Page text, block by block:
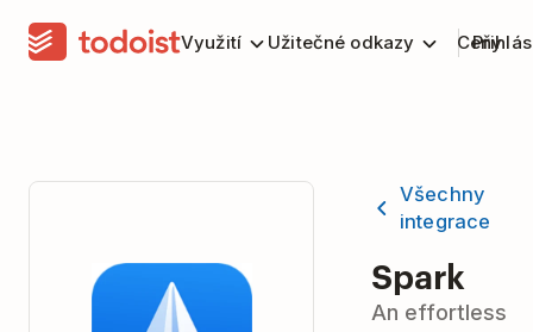
Využití Užitečné odkazy Ceny
Všechny
integrace
Spark
An effortless